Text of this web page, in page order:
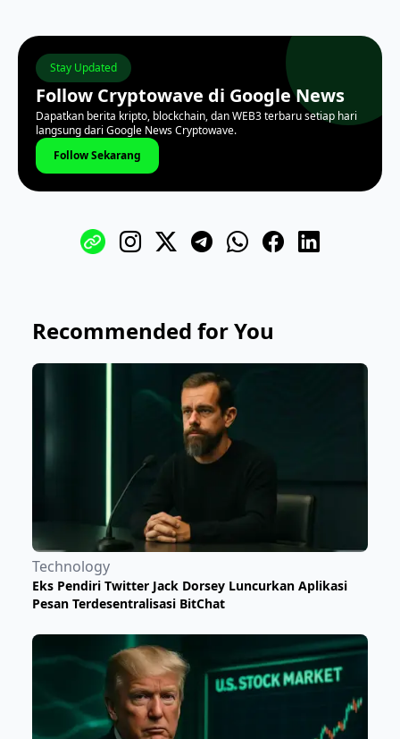
Stay Updated
Follow Cryptowave di Google News
Dapatkan berita kripto, blockchain, dan WEB3 terbaru setiap hari
langsung dari Google News Cryptowave.
Follow Sekarang
Recommended for You
Technology
Eks Pendiri Twitter Jack Dorsey Luncurkan Aplikasi
Pesan Terdesentralisasi BitChat